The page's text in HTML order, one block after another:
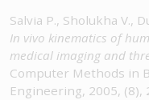
Salvia P., Sholukha V.,
In vivo kinematics of
medical imaging and
Computer Methods in
Engineering, 2005, (8),